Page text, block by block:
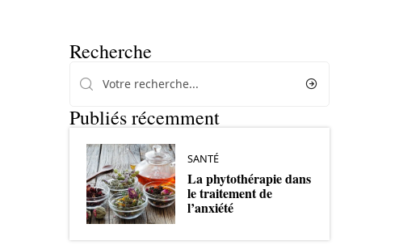
Recherche
Publiés récemment
SANTÉ
La phytothérapie dans
le traitement de
l’anxiété